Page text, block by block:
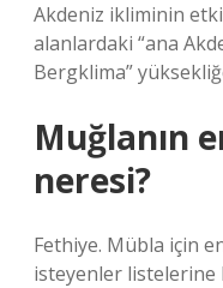
Akdeniz ikliminin
alanlardaki “ana
Bergklima”
Muğlanın
neresi?
Fethiye. Mübla için
isteyenler listelerine